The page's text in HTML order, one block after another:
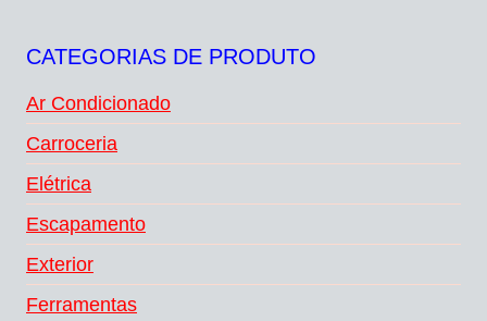
CATEGORIAS DE PRODUTO
Ar Condicionado
Carroceria
Elétrica
Escapamento
Exterior
Ferramentas